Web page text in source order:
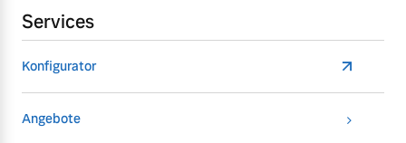
Services
Konfigurator
Angebote